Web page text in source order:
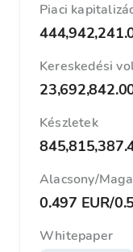
Piaci
Kereskedési
Készletek
Alacsony/
0.497 EUR/
Whitepaper